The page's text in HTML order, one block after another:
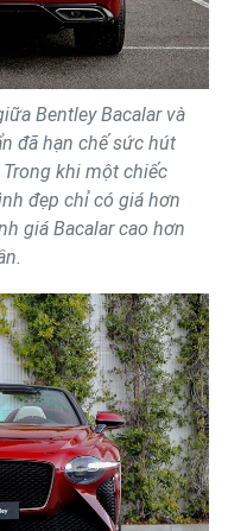
Bentley Bacalar và
đã hạn chế sức hút
khi một chiếc
đẹp chỉ có giá hơn
giá Bacalar cao hơn